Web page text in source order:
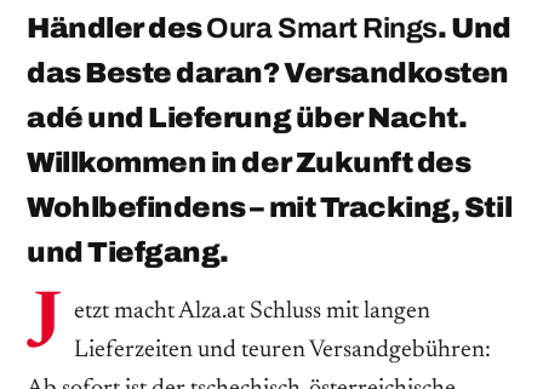
Händler desOura Smart Rings. Und
das Beste daran? Versandkosten
adé und Lieferung über Nacht.
Willkommen in der Zukunft des
Wohlbefindens – mit Tracking, Stil
und Tiefgang.
J
etzt macht Alza.at Schluss mit langen
Lieferzeiten und teuren Versandgebühren: